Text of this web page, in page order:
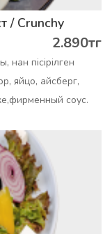
/ Crunchy
2.890тг
пісірілген
яйцо, айсберг,
соус.